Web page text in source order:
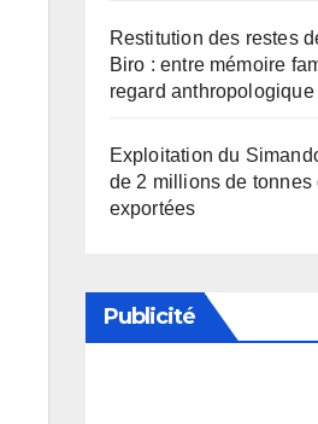
Restitution des restes
Biro : entre mémoire
regard anthropologique
Exploitation du
de 2 millions de tonnes
exportées
Publicité